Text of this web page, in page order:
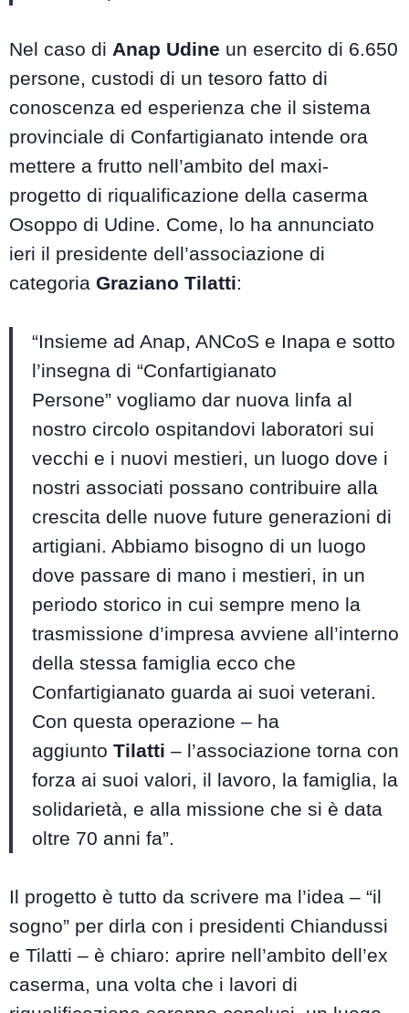
Nel caso di Anap Udine un esercito di 6.650
persone, custodi di un tesoro fatto di
conoscenza ed esperienza che il sistema
provinciale di Confartigianato intende ora
mettere a frutto nell’ambito del maxi-
progetto di riqualificazione della caserma
Osoppo di Udine. Come, lo ha annunciato
ieri il presidente dell’associazione di
categoria Graziano Tilatti:
“Insieme ad Anap, ANCoS e Inapa e sotto
l’insegna di “Confartigianato
Persone” vogliamo dar nuova linfa al
nostro circolo ospitandovi laboratori sui
vecchi e i nuovi mestieri, un luogo dove i
nostri associati possano contribuire alla
crescita delle nuove future generazioni di
artigiani. Abbiamo bisogno di un luogo
dove passare di mano i mestieri, in un
periodo storico in cui sempre meno la
trasmissione d’impresa avviene all’interno
della stessa famiglia ecco che
Confartigianato guarda ai suoi veterani.
Con questa operazione – ha
aggiunto Tilatti – l’associazione torna con
forza ai suoi valori, il lavoro, la famiglia, la
solidarietà, e alla missione che si è data
oltre 70 anni fa”.
Il progetto è tutto da scrivere ma l’idea – “il
sogno” per dirla con i presidenti Chiandussi
e Tilatti – è chiaro: aprire nell’ambito dell’ex
caserma, una volta che i lavori di